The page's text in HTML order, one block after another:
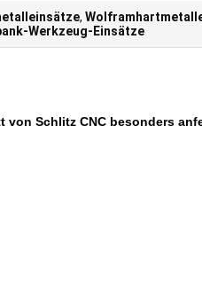
,
Werkzeug-Einsätze
von Schlitz CNC besonders